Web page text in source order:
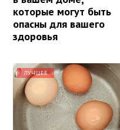
которые могут быть
опасны для вашего
здоровья
ЛУЧШЕЕ